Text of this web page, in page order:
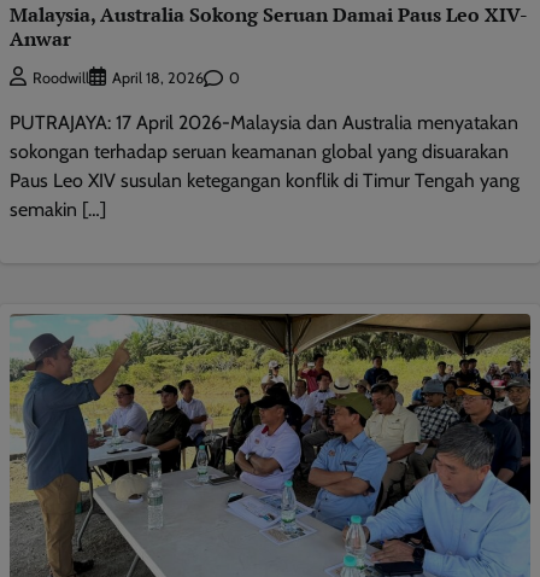
Malaysia, Australia Sokong Seruan Damai Paus Leo XIV-
Anwar
Roodwill April 18, 2026 0
PUTRAJAYA: 17 April 2026-Malaysia dan Australia menyatakan
sokongan terhadap seruan keamanan global yang disuarakan
Paus Leo XIV susulan ketegangan konflik di Timur Tengah yang
semakin […]